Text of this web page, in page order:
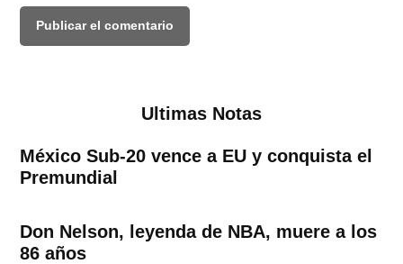
Ultimas Notas
México Sub-20 vence a EU y conquista el
Premundial
Don Nelson, leyenda de NBA, muere a los
86 años